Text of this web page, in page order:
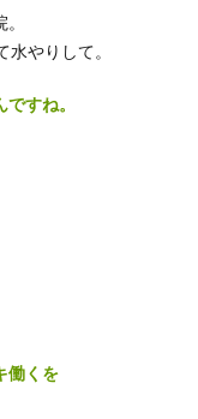
やりして。
すね。
働くを